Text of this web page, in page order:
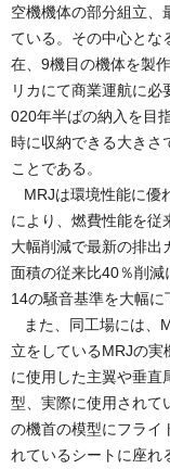
空機機体の部分組立、
ている。その中心とな
在、9機目の機体を製
リカにて商業運航に
020年半ばの納入を目
時に収納できる大きさ
ことである。
MRJは環境性能に優
により、燃費性能を従
大幅削減で最新の排出
面積の従来比40％削
14の騒音基準を大幅に
また、同工場には、
立をしているMRJの
に使用した主翼や垂直
型、実際に使用されて
の機首の模型にフライ
れているシートに座れ